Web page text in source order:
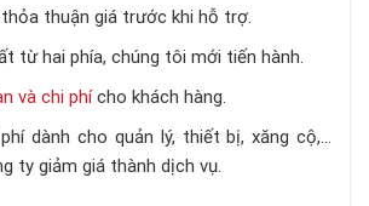
thuận giá trước khi hỗ trợ.
từ hai phía, chúng tôi mới tiến hành.
và chi phícho khách hàng.
dành cho quản lý, thiết bị, xăng cộ,...
ty giảm giá thành dịch vụ.